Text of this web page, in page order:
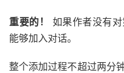
重要的！
如果作者没有
能够加入对话。
整个添加过程不超过两分